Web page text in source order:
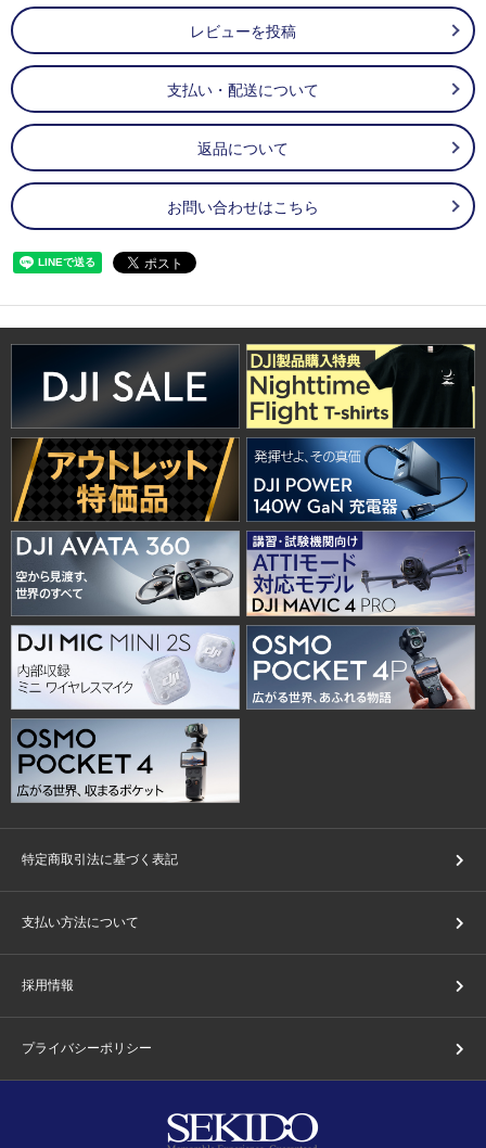
レビューを投稿
支払い・配送について
返品について
お問い合わせはこちら
特定商取引法に基づく表記
支払い方法について
採用情報
プライバシーポリシー